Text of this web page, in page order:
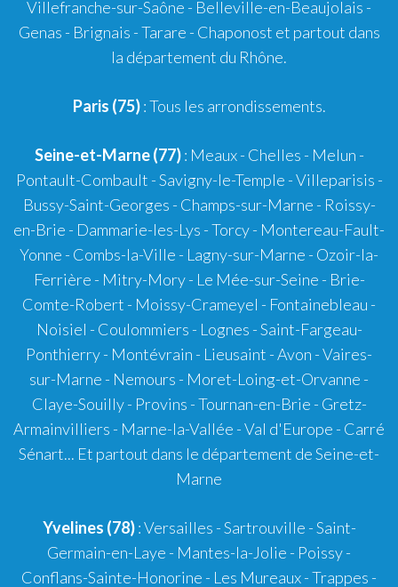
Villefranche-sur-Saône - Belleville-en-Beaujolais -
Genas - Brignais -Tarare - Chaponost et partout dans
la département du Rhône.
Paris (75): Tous les arrondissements.
Seine-et-Marne (77): Meaux - Chelles - Melun -
Pontault-Combault - Savigny-le-Temple - Villeparisis -
Bussy-Saint-Georges - Champs-sur-Marne - Roissy-
en-Brie - Dammarie-les-Lys - Torcy - Montereau-Fault-
Yonne - Combs-la-Ville - Lagny-sur-Marne - Ozoir-la-
Ferrière - Mitry-Mory - Le Mée-sur-Seine - Brie-
Comte-Robert - Moissy-Crameyel - Fontainebleau -
Noisiel - Coulommiers - Lognes - Saint-Fargeau-
Ponthierry - Montévrain - Lieusaint - Avon - Vaires-
sur-Marne - Nemours - Moret-Loing-et-Orvanne -
Claye-Souilly - Provins - Tournan-en-Brie - Gretz-
Armainvilliers - Marne-la-Vallée - Val d'Europe - Carré
Sénart... Et partout dans le département de Seine-et-
Marne
Yvelines (78): Versailles - Sartrouville - Saint-
Germain-en-Laye - Mantes-la-Jolie - Poissy -
Conflans-Sainte-Honorine - Les Mureaux - Trappes -